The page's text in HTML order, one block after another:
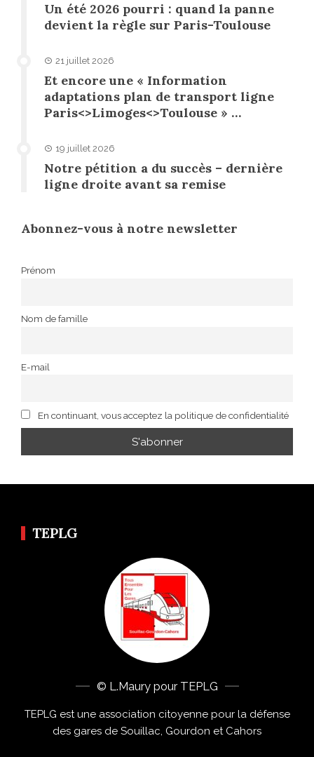
Un été 2026 pourri : quand la panne
devient la règle sur Paris-Toulouse
21 juillet 2026
Et encore une « Information
adaptations plan de transport ligne
Paris<>Limoges<>Toulouse » …
19 juillet 2026
Notre pétition a du succès – dernière
ligne droite avant sa remise
Abonnez-vous à notre newsletter
Prénom
Nom de famille
E-mail
En continuant, vous acceptez la politique de confidentialité
TEPLG
© L.Maury pour TEPLG
TEPLG est une association citoyenne pour la défense
des gares de Souillac, Gourdon et Cahors